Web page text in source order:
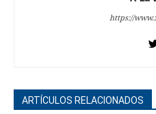
https://
ARTÍCULOS RELACIONADOS